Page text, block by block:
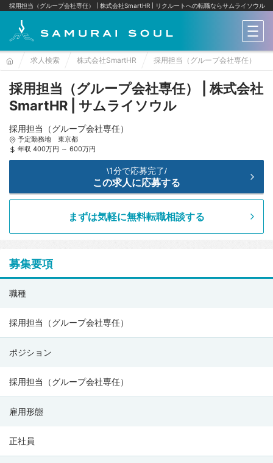
採用担当（グループ会社専任） | 株式会社SmartHR リクルートへの転職ならサムライソウル
メ
求人検索 株式会社SmartHR 採用担当（グループ会社専任）
採用担当（グループ会社専任） | 株式会社
SmartHR | サムライソウル
採用担当（グループ会社専任）
予定勤務地 東京都
年収 400万円 ～ 600万円
まずは気軽に無料転職相談する
\1分で応募完了/
この求人に応募する
募集要項
社
SmartHR
職種
採用担当（グループ会社専任）
ポジション
採用担当（グループ会社専任）
雇用形態
正社員